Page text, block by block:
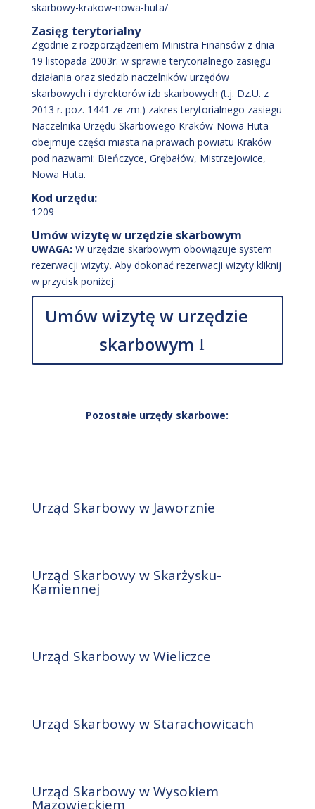
skarbowy-krakow-nowa-huta/
Zasięg terytorialny
Zgodnie z rozporządzeniem Ministra Finansów z dnia
19 listopada 2003r. w sprawie terytorialnego zasięgu
działania oraz siedzib naczelników urzędów
skarbowych i dyrektorów izb skarbowych (t.j. Dz.U. z
2013 r. poz. 1441 ze zm.) zakres terytorialnego zasiegu
Naczelnika Urzędu Skarbowego Kraków-Nowa Huta
obejmuje części miasta na prawach powiatu Kraków
pod nazwami: Bieńczyce, Grębałów, Mistrzejowice,
Nowa Huta.
Kod urzędu:
1209
Umów wizytę w urzędzie skarbowym
UWAGA: W urzędzie skarbowym obowiązuje system
rezerwacji wizyty. Aby dokonać rezerwacji wizyty kliknij
w przycisk poniżej:
Umów wizytę w urzędzie
skarbowym
Pozostałe urzędy skarbowe:
Urząd Skarbowy w Jaworznie
Urząd Skarbowy w Skarżysku-
Kamiennej
Urząd Skarbowy w Wieliczce
Urząd Skarbowy w Starachowicach
Urząd Skarbowy w Wysokiem
Mazowieckiem